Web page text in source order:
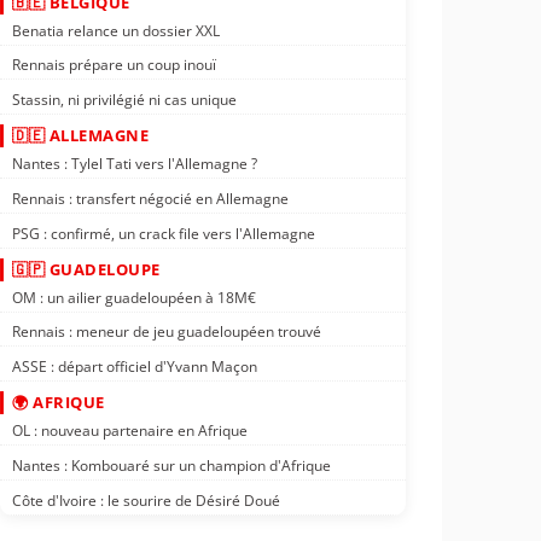
Benatia relance un dossier XXL
Rennais prépare un coup inouï
Stassin, ni privilégié ni cas unique
🇩🇪 ALLEMAGNE
Nantes : Tylel Tati vers l'Allemagne ?
Rennais : transfert négocié en Allemagne
PSG : confirmé, un crack file vers l'Allemagne
🇬🇵 GUADELOUPE
OM : un ailier guadeloupéen à 18M€
Rennais : meneur de jeu guadeloupéen trouvé
ASSE : départ officiel d'Yvann Maçon
🌍 AFRIQUE
OL : nouveau partenaire en Afrique
Nantes : Kombouaré sur un champion d'Afrique
Côte d'Ivoire : le sourire de Désiré Doué